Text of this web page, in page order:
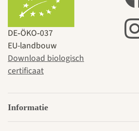
DE‑ÖKO‑037
EU-landbouw
Download biologisch
certificaat
Informatie